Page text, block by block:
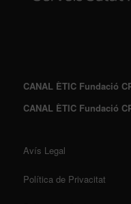
CANAL ÈTIC Fundació
CANAL ÈTIC Fundació
Avís Legal
Política de Privacitat